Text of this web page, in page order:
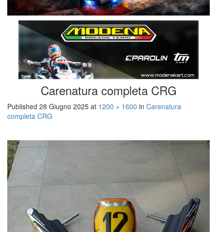
Carenatura completa CRG
Published 28 Giugno 2025 at 1200 × 1600 in Carenatura
completa CRG